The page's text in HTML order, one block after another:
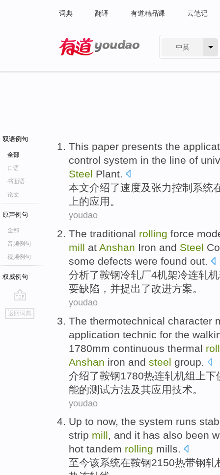
词典 翻译 有道精品课 云笔记
中英
双语例句
全部
口语
书面语
论文
原声例句
全部
音频例句
视频例句
权威例句
go
top
返回词典
This paper presents the
control system in the line of
Steel Plant.
本文介绍了速度及张力控制 系统
上的应用 。
youdao
The traditional rolling force
mill at Anshan Iron and Steel
some defects were found out.
分析了鞍钢冷轧厂4机架冷连轧机
要缺陷， 并提出了改进方案。
youdao
The thermotechnical character
application technic for the
1780mm continuous thermal
Anshan iron and steel group
介绍了鞍钢1780热连轧机组上下
能的测试方法及其应用技术。
youdao
Up to now, the system runs
strip mill, and it has also been
hot tandem rolling mills.
至今该系统在鞍钢2150热带钢轧